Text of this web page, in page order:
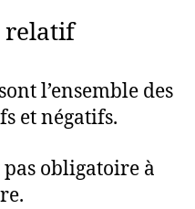
relatif
l’ensemble des
et négatifs.
pas obligatoire à